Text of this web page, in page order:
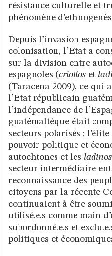
résistance culturelle et
phénomène
Depuis l’invasion
colonisation, l’Etat a
sur la division entre
espagnoles (criollos et
(Taracena 2009), ce qui
l’Etat républicain
l’indépendance de
guatémaltèque était
secteurs polarisés : l’élite
pouvoir politique et
autochtones et les ladinos
secteur intermédiaire
reconnaissance des
citoyens par la récente
continuaient à être
utilisé.e.s comme main
subordonné.e.s et
politiques et